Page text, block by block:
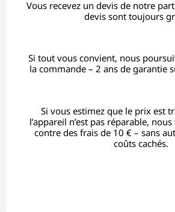
Vous recevez un devis de notre
devis sont toujours
Si tout vous convient, nous
la commande – 2 ans de garantie
Si vous estimez que le prix est
l’appareil n’est pas réparable,
contre des frais de 10 € – sans
coûts cachés.